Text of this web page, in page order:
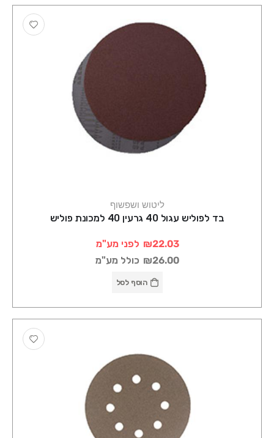
ליטוש ושפשוף
בד לפוליש עגול 40 גרעין 40 למכונת פוליש
₪22.03 לפני מע"מ
₪26.00 כולל מע"מ
הוסף לסל